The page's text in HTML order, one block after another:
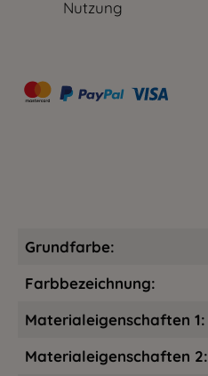
Nutzung
Grundfarbe:
Farbbezeichnung:
Materialeigenschaften 1:
Materialeigenschaften 2: